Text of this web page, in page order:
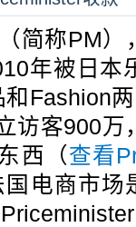
（简称PM
年被日本
Fashion
访客900
西（查看
国电商市